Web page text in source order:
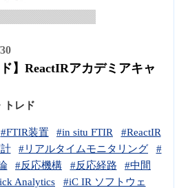
】ReactIRアカデミアキャ
トレド
#FTIR装置 #in situ FTIR
#ReactIR
#リアルタイムモニタリング
#
#反応機構 #反応経路
#中間
Analytics
#iC IR ソフトウェ